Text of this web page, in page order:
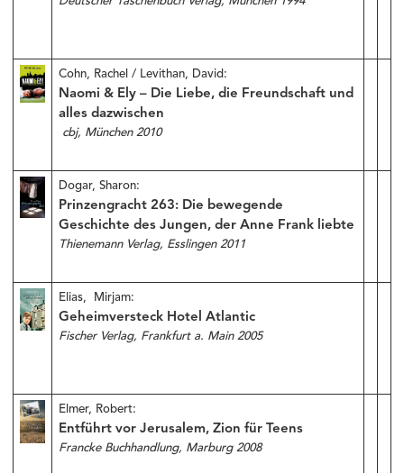
Cohn, Rachel / Levithan, David:
Naomi & Ely – Die Liebe, die Freundschaft und
alles dazwischen
cbj, München 2010
Dogar, Sharon:
Prinzengracht 263: Die bewegende
Geschichte des Jungen, der Anne Frank liebte
Thienemann Verlag, Esslingen 2011
Elias, Mirjam:
Geheimversteck Hotel Atlantic
Fischer Verlag, Frankfurt a. Main 2005
Elmer, Robert:
Entführt vor Jerusalem, Zion für Teens
Francke Buchhandlung, Marburg 2008